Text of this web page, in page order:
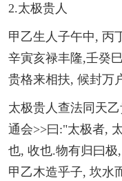
2.太极贵人
甲乙生人子午中, 丙
辛寅亥禄丰隆,壬癸
贵格来相扶, 候封万
太极贵人查法同天
通会>>曰:"太极者,
也, 收也.物有归曰
甲乙木造乎子, 坎水